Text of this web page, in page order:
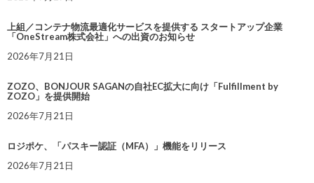
上組／コンテナ物流最適化サービスを提供する スタートアップ企業
「OneStream株式会社」への出資のお知らせ
2026年7月21日
ZOZO、BONJOUR SAGANの自社EC拡大に向け「Fulfillment by
ZOZO」を提供開始
2026年7月21日
ロジポケ、「パスキー認証（MFA）」機能をリリース
2026年7月21日